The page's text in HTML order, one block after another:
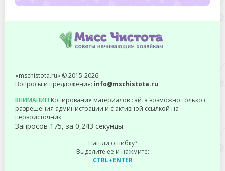
«mschistota.ru» © 2015-2026
Вопросы и предложения: info@mschistota.ru
ВНИМАНИЕ! Копирование материалов сайта возможно только с
разрешения администрации и с активной ссылкой на
первоисточник.
Запросов 175, за 0,243 секунды.
Нашли ошибку?
Выделите ее и нажмите:
CTRL+ENTER